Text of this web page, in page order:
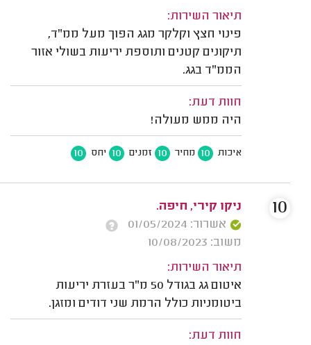
תיאור השירות:
פינוי חצץ וקלקר מגג הפוך מעל ממ"ד,
תיקונים קטנים ותוספת יריעות בשולי אזור
הממ"ד בגג.
חוות דעת:
היה ממש מעולה!
איכות 10 מחיר 10 זמנים 10 יחס 10
ניקו קירי, חיפה.
אשרור: 01/05/2024
משוב: 10/08/2023
תיאור השירות:
איטום גג בגודל 50 מ"ר בעזרת יריעות
ביטומניות כולל הרמת שני דודים ומזגן.
חוות דעת:
10